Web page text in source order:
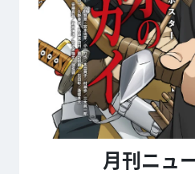
月刊ニュ